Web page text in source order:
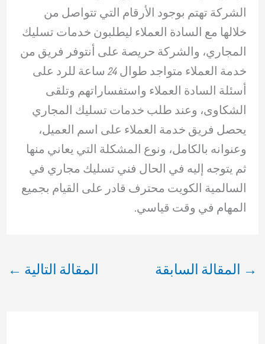
الشركة تهتم بوجود الأرقام التي تتواصل من
خلالها مع السادة العملاء ليطلبون خدمات تسليك
المجاري، والشركة حريصة على أنتوفر فريق من
خدمة العملاء متواجد طوال 24 ساعة للرد على
أسئلة السادة العملاء واستفساراتهم وتلقى
الشكاوى، وعند طلب خدمات تسليك المجاري
يحصل فريق خدمة العملاء على اسم العميل،
وعنوانه بالكامل، ونوع المشكلة التي يعاني منها
ثم يتوجه إليه في الحال فني تسليك مجاري في
السالمية الكويت محترف قادر على القيام بجميع
المهام في وقت قياسي.
→ المقالة السابقة المقالة التالية ←